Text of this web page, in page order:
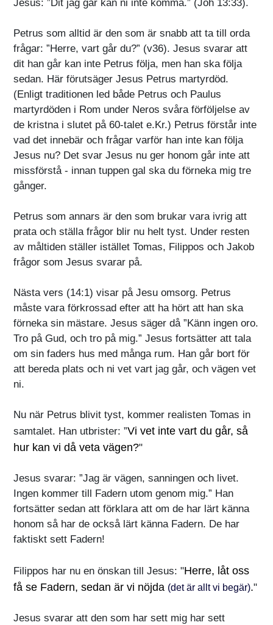
Jesus: ”Dit jag går kan ni inte komma.” (Joh 13:33).
Petrus som alltid är den som är snabb att ta till orda
frågar: ”Herre, vart går du?” (v36). Jesus svarar att
dit han går kan inte Petrus följa, men han ska följa
sedan. Här förutsäger Jesus Petrus martyrdöd.
(Enligt traditionen led både Petrus och Paulus
martyrdöden i Rom under Neros svåra förföljelse av
de kristna i slutet på 60-talet e.Kr.) Petrus förstår inte
vad det innebär och frågar varför han inte kan följa
Jesus nu? Det svar Jesus nu ger honom går inte att
missförstå - innan tuppen gal ska du förneka mig tre
gånger.
Petrus som annars är den som brukar vara ivrig att
prata och ställa frågor blir nu helt tyst. Under resten
av måltiden ställer istället Tomas, Filippos och Jakob
frågor som Jesus svarar på.
Nästa vers (14:1) visar på Jesu omsorg. Petrus
måste vara förkrossad efter att ha hört att han ska
förneka sin mästare. Jesus säger då ”Känn ingen oro.
Tro på Gud, och tro på mig.” Jesus fortsätter att tala
om sin faders hus med många rum. Han går bort för
att bereda plats och ni vet vart jag går, och vägen vet
ni.
Nu när Petrus blivit tyst, kommer realisten Tomas in
samtalet. Han utbrister: ”Vi vet inte vart du går, så
hur kan vi då veta vägen?"
Jesus svarar: ”Jag är vägen, sanningen och livet.
Ingen kommer till Fadern utom genom mig.” Han
fortsätter sedan att förklara att om de har lärt känna
honom så har de också lärt känna Fadern. De har
faktiskt sett Fadern!
Filippos har nu en önskan till Jesus: "Herre, låt oss
få se Fadern, sedan är vi nöjda (det är allt vi begär)."
Jesus svarar att den som har sett mig har sett